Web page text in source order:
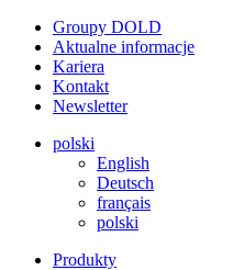
Groupy DOLD
Aktualne informacje
Kariera
Kontakt
Newsletter
polski
English
Deutsch
français
polski
Produkty